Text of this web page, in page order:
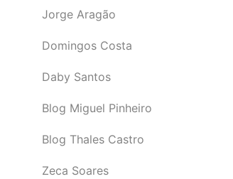
Jorge Aragão
Domingos Costa
Daby Santos
Blog Miguel Pinheiro
Blog Thales Castro
Zeca Soares